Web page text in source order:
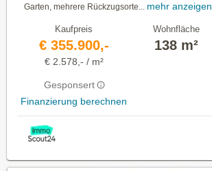
Garten, mehrere Rückzugsorte... mehr anzeigen
Kaufpreis
€ 355.900,-
€ 2.578,- / m²
Gesponsert
Finanzierung berechnen
Wohnfläche
138 m²